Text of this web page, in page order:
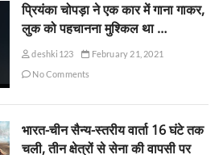
प्रियंका चोपड़ा ने एक कार में गाना गाकर,
लुक को पहचानना मुश्किल था …
deshki123
February 21, 2021
No Comments
भारत-चीन सैन्य-स्तरीय वार्ता 16 घंटे तक
चली, तीन क्षेत्रों से सेना की वापसी पर